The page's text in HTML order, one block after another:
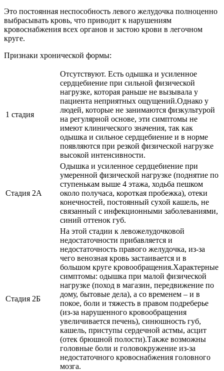
Это постоянная неспособность левого желудочка полноценно
выбрасывать кровь, что приводит к нарушениям
кровоснабжения всех органов и застою крови в легочном
круге.
Признаки хронической формы:
1 стадия
Отсутствуют. Есть одышка и усиленное
сердцебиение при сильной физической
нагрузке, которая раньше не вызывала у
пациента неприятных ощущений.Однако у
людей, которые не занимаются физкультурой
на регулярной основе, эти симптомы не
имеют клинического значения, так как
одышка и сильное сердцебиение и в норме
появляются при резкой физической нагрузке
высокой интенсивности.
Стадия 2А
Одышка и усиленное сердцебиение при
умеренной физической нагрузке (поднятие по
ступенькам выше 4 этажа, ходьба пешком
около получаса, короткая пробежка), отеки
конечностей, постоянный сухой кашель, не
связанный с инфекционными заболеваниями,
синий оттенок губ.
Стадия 2Б
На этой стадии к левожелудочковой
недостаточности прибавляется и
недостаточность правого желудочка, из-за
чего венозная кровь застаивается и в
большом круге кровообращения.Характерные
симптомы: одышка при малой физической
нагрузке (поход в магазин, передвижение по
дому, бытовые дела), а со временем – и в
покое, боли и тяжесть в правом подреберье
(из-за нарушенного кровообращения
увеличивается печень), синюшность губ,
кашель, приступы сердечной астмы, асцит
(отек брюшной полости).Также возможны
головные боли и головокружение из-за
недостаточного кровоснабжения головного
мозга.